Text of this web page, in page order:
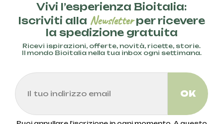
Vivi l’esperienza Bioitalia:
Iscriviti alla Newsletterper ricevere
la spedizione gratuita
Ricevi ispirazioni, offerte, novità, ricette, storie.
Il mondo Bioitalia nella tua inbox ogni settimana.